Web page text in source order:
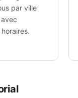
par ville